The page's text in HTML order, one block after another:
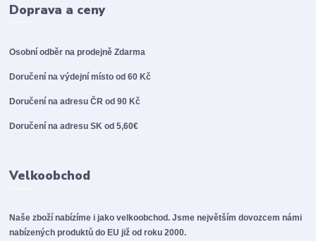
Doprava a ceny
Osobní odběr na prodejněZdarma
Doručení na výdejní místo od 60 Kč
Doručení na adresu ČR od 90 Kč
Doručení na adresu SK od 5,60€
Velkoobchod
Naše zboží nabízíme i jako velkoobchod. Jsme největším dovozcem námi
nabízených produktů do EU již od roku 2000.